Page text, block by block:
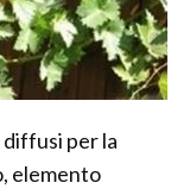
per la
elemento